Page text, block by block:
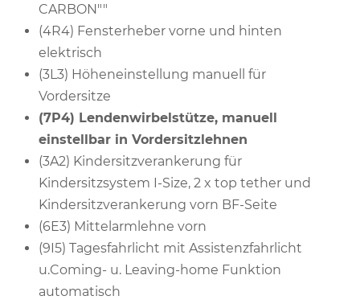
CARBON""
(4R4) Fensterheber vorne und hinten
elektrisch
(3L3) Höheneinstellung manuell für
Vordersitze
(7P4) Lendenwirbelstütze, manuell
einstellbar in Vordersitzlehnen
(3A2) Kindersitzverankerung für
Kindersitzsystem I-Size, 2 x top tether und
Kindersitzverankerung vorn BF-Seite
(6E3) Mittelarmlehne vorn
(9I5) Tagesfahrlicht mit Assistenzfahrlicht
u.Coming- u. Leaving-home Funktion
automatisch